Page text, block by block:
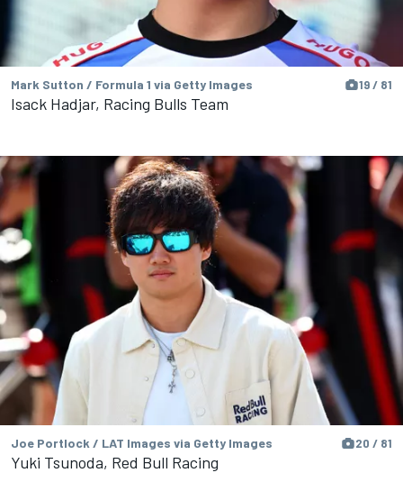
Mark Sutton / Formula 1 via Getty Images 19 / 81
Isack Hadjar, Racing Bulls Team
Joe Portlock / LAT Images via Getty Images 20 / 81
Yuki Tsunoda, Red Bull Racing